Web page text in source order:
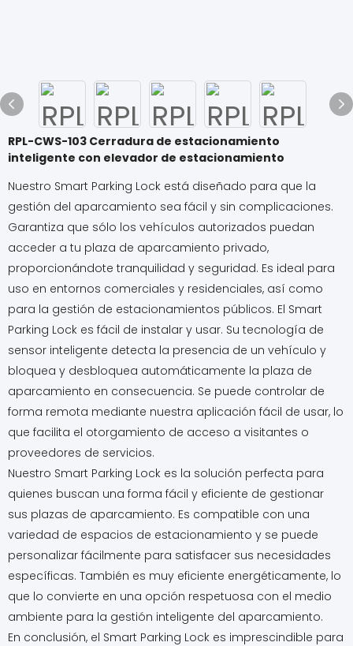
RPL-CWS-103 Cerradura de estacionamiento
inteligente con elevador de estacionamiento
Nuestro Smart Parking Lock está diseñado para que la
gestión del aparcamiento sea fácil y sin complicaciones.
Garantiza que sólo los vehículos autorizados puedan
acceder a tu plaza de aparcamiento privado,
proporcionándote tranquilidad y seguridad. Es ideal para
uso en entornos comerciales y residenciales, así como
para la gestión de estacionamientos públicos. El Smart
Parking Lock es fácil de instalar y usar. Su tecnología de
sensor inteligente detecta la presencia de un vehículo y
bloquea y desbloquea automáticamente la plaza de
aparcamiento en consecuencia. Se puede controlar de
forma remota mediante nuestra aplicación fácil de usar, lo
que facilita el otorgamiento de acceso a visitantes o
proveedores de servicios.
Nuestro Smart Parking Lock es la solución perfecta para
quienes buscan una forma fácil y eficiente de gestionar
sus plazas de aparcamiento. Es compatible con una
variedad de espacios de estacionamiento y se puede
personalizar fácilmente para satisfacer sus necesidades
específicas. También es muy eficiente energéticamente, lo
que lo convierte en una opción respetuosa con el medio
ambiente para la gestión inteligente del aparcamiento.
En conclusión, el Smart Parking Lock es imprescindible para